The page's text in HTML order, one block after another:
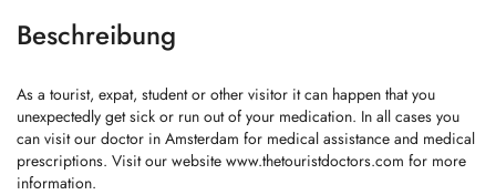
Beschreibung
As a tourist, expat, student or other visitor it can happen that you
unexpectedly get sick or run out of your medication. In all cases you
can visit our doctor in Amsterdam for medical assistance and medical
prescriptions. Visit our website www.thetouristdoctors.com for more
information.